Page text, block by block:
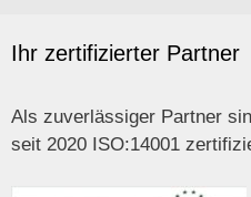
Ihr zertifizierter Partner
Als zuverlässiger Partner
seit 2020 ISO:14001